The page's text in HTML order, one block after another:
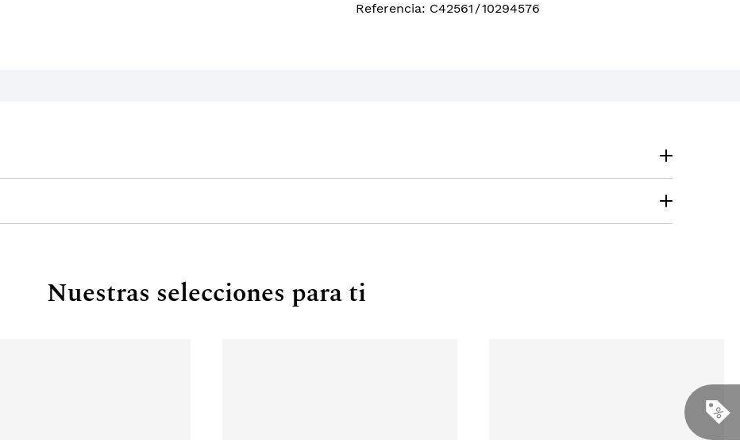
Referencia: C42561 /10294576
Nuestras selecciones para ti